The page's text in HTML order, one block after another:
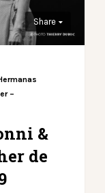
Share
–
&
de